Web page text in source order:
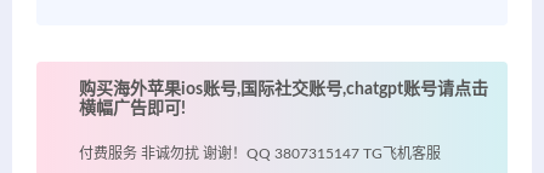
购买海外苹果ios账号,国际社交账号,chatgpt账号请点击
横幅广告即可!
付费服务 非诚勿扰 谢谢！QQ 3807315147 TG飞机客服